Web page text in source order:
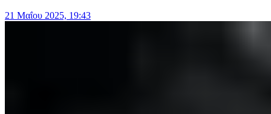
21 Μαΐου 2025, 19:43